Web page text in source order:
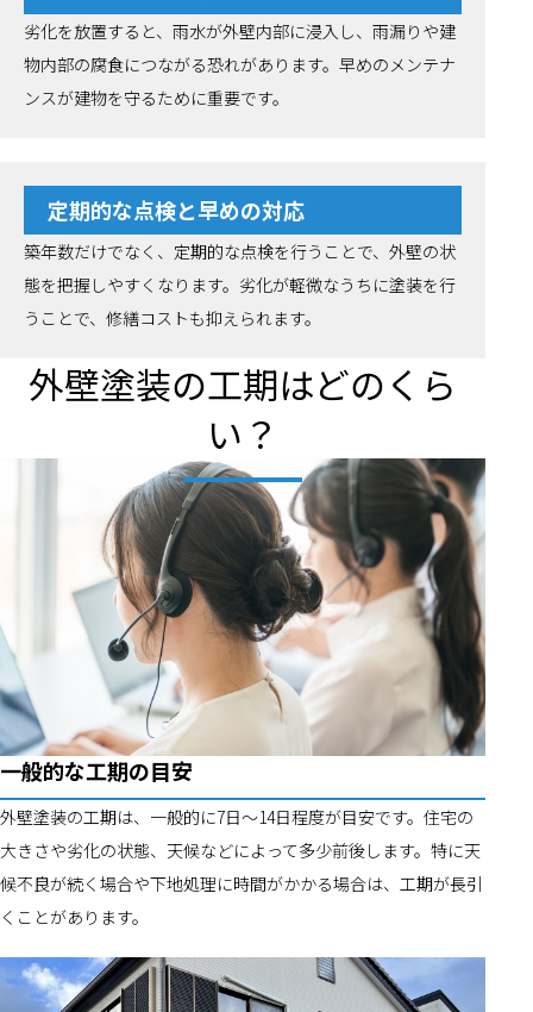
劣化を放置すると、雨水が外壁内部に浸入し、雨漏りや建
物内部の腐食につながる恐れがあります。早めのメンテナ
ンスが建物を守るために重要です。
定期的な点検と早めの対応
築年数だけでなく、定期的な点検を行うことで、外壁の状
態を把握しやすくなります。劣化が軽微なうちに塗装を行
うことで、修繕コストも抑えられます。
外壁塗装の工期はどのくら
い？
一般的な工期の目安
外壁塗装の工期は、一般的に7日〜14日程度が目安です。住宅の
大きさや劣化の状態、天候などによって多少前後します。特に天
候不良が続く場合や下地処理に時間がかかる場合は、工期が長引
くことがあります。